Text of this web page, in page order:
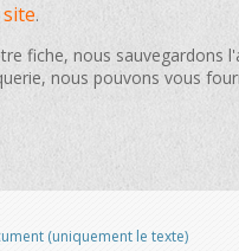
.
fiche, nous sauvegardons
nous pouvons vous
(uniquement le texte)